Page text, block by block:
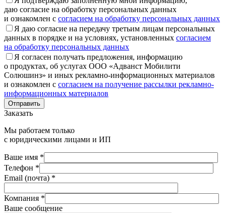
даю согласие на обработку персональных данных
и ознакомлен с согласием на обработку персональных данных
Я даю согласие на передачу третьим лицам персональных
данных в порядке и на условиях, установленных согласием
на обработку персональных данных
Я согласен получать предложения, информацию
о продуктах, об услугах ООО «Адванст Мобилити
Солюшинз» и иных рекламно-информационных материалов
и ознакомлен с согласием на получение рассылки рекламно-
информационных материалов
Отправить
Заказать
Мы работаем только
с юридическими лицами и ИП
Ваше имя *
Телефон *
Email (почта) *
Компания *
Ваше сообщение